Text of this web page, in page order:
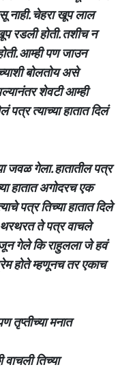
नाही. चेहरा खूप लाल
रडली होती. तशीच न
आम्ही पण जाउन
बोलतोय असे
शेवटी आम्ही
पत्र त्याच्या हातात दिलं
जवळ गेला. हातातील पत्र
हातात अगोदरच एक
पत्र तिच्या हातात दिले
ते पत्र वाचले
गेले कि राहुलला जे हवं
होते म्हणूनच तर एकाच
तृप्तीच्या मनात
तिच्या